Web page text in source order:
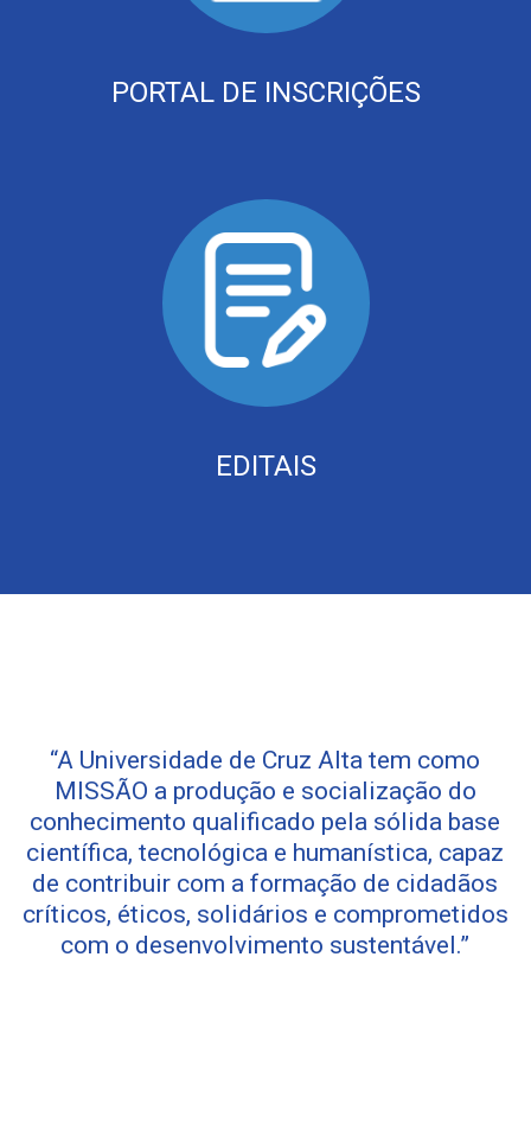
PORTAL DE INSCRIÇÕES
EDITAIS
“A Universidade de Cruz Alta tem como
MISSÃO a produção e socialização do
conhecimento qualificado pela sólida base
científica, tecnológica e humanística, capaz
de contribuir com a formação de cidadãos
críticos, éticos, solidários e comprometidos
com o desenvolvimento sustentável.”